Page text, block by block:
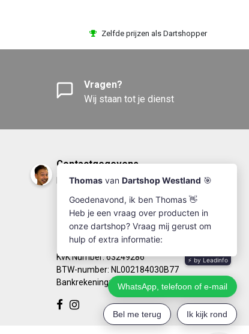
Zelfde prijzen als Dartshopper
Vragen?
Wij staan tot je dienst
Contactgegevens
DartshopWestland.nl
info@dartshopwestland.nl
Kleine Woerdlaan 19
2671 CA - Naaldwijk
KvK Number: 63249286
BTW-number: NL002184030B77
Bankrekening: NL67RABO0125923279